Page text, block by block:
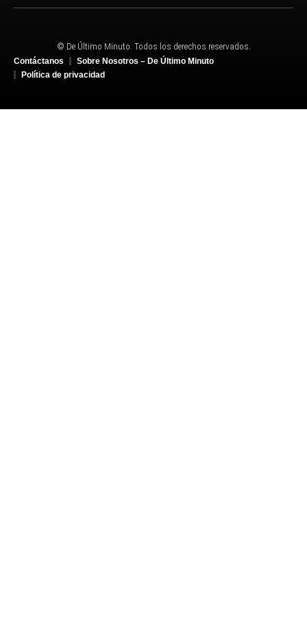
© De Último Minuto. Todos los derechos reservados.
Contáctanos
Sobre Nosotros – De Último Minuto
Política de privacidad